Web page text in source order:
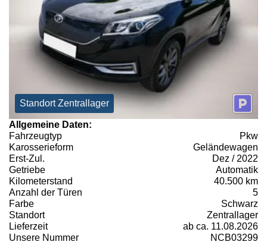
Standort Zentrallager
Allgemeine Daten:
Fahrzeugtyp
Pkw
Karosserieform
Geländewagen
Erst-Zul.
Dez / 2022
Getriebe
Automatik
Kilometerstand
40.500 km
Anzahl der Türen
5
Farbe
Schwarz
Standort
Zentrallager
Lieferzeit
ab ca. 11.08.2026
Unsere Nummer
NCB03299